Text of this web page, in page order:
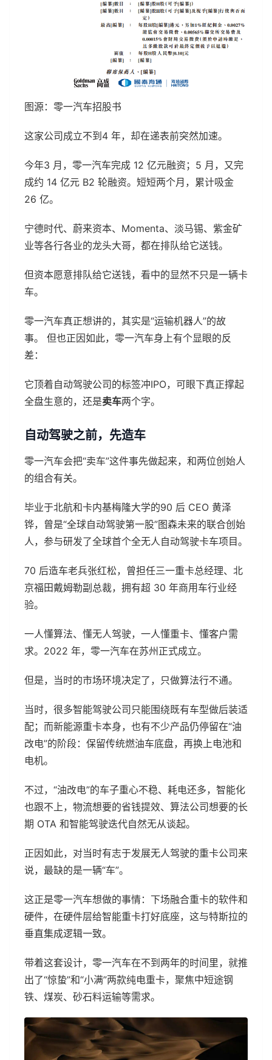
图源：零一汽车招股书
这家公司成立不到4 年，却在递表前突然加速。
今年3 月，零一汽车完成 12 亿元融资；5 月，又完
成约 14 亿元 B2 轮融资。短短两个月，累计吸金
26 亿。
宁德时代、蔚来资本、Momenta、淡马锡、紫金矿
业等各行各业的龙头大哥，都在排队给它送钱。
但资本愿意排队给它送钱，看中的显然不只是一辆卡
车。
零一汽车真正想讲的，其实是“运输机器人”的故
事。 但也正因如此，零一汽车身上有个显眼的反
差：
它顶着自动驾驶公司的标签冲IPO，可眼下真正撑起
全盘生意的，还是卖车两个字。
自动驾驶之前，先造车
零一汽车会把“卖车”这件事先做起来，和两位创始人
的组合有关。
毕业于北航和卡内基梅隆大学的90 后 CEO 黄泽
铧，曾是“全球自动驾驶第一股”图森未来的联合创始
人，参与研发了全球首个全无人自动驾驶卡车项目。
70 后造车老兵张红松，曾担任三一重卡总经理、北
京福田戴姆勒副总裁，拥有超 30 年商用车行业经
验。
一人懂算法、懂无人驾驶，一人懂重卡、懂客户需
求。2022 年，零一汽车在苏州正式成立。
但是，当时的市场环境决定了，只做算法行不通。
当时，很多智能驾驶公司只能围绕既有车型做后装适
配；而新能源重卡本身，也有不少产品仍停留在“油
改电”的阶段：保留传统燃油车底盘，再换上电池和
电机。
不过，“油改电”的车子重心不稳、耗电还多，智能化
也跟不上，物流想要的省钱提效、算法公司想要的长
期 OTA 和智能驾驶迭代自然无从谈起。
正因如此，对当时有志于发展无人驾驶的重卡公司来
说，最缺的是一辆“车”。
这正是零一汽车想做的事情：下场融合重卡的软件和
硬件，在硬件层给智能重卡打好底座，这与特斯拉的
垂直集成逻辑一致。
带着这套设计，零一汽车在不到两年的时间里，就推
出了“惊蛰”和“小满”两款纯电重卡，聚焦中短途钢
铁、煤炭、砂石料运输等需求。